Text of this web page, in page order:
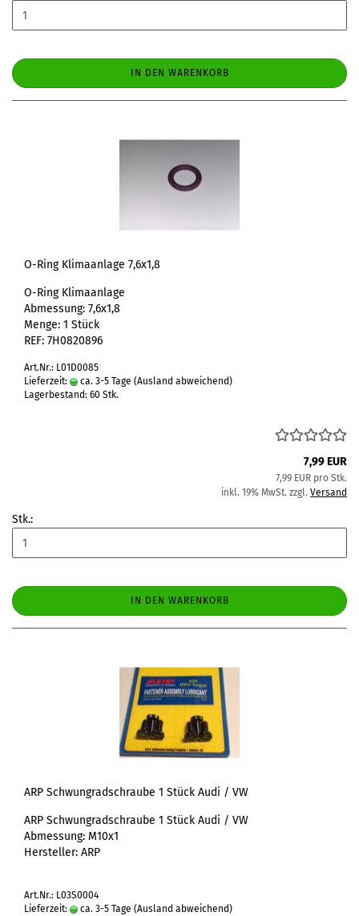
IN DEN WARENKORB
O-Ring Klimaanlage 7,6x1,8
O-Ring Klimaanlage
Abmessung: 7,6x1,8
Menge: 1 Stück
REF: 7H0820896
Art.Nr.: L01D0085
Lieferzeit:
ca. 3-5 Tage (Ausland abweichend)
Lagerbestand: 60 Stk.
7,99 EUR
7,99 EUR pro Stk.
inkl. 19% MwSt. zzgl. Versand
Stk.:
IN DEN WARENKORB
ARP Schwungradschraube 1 Stück Audi / VW
ARP Schwungradschraube 1 Stück Audi / VW
Abmessung: M10x1
Hersteller: ARP
Art.Nr.: L03S0004
Lieferzeit:
ca. 3-5 Tage (Ausland abweichend)